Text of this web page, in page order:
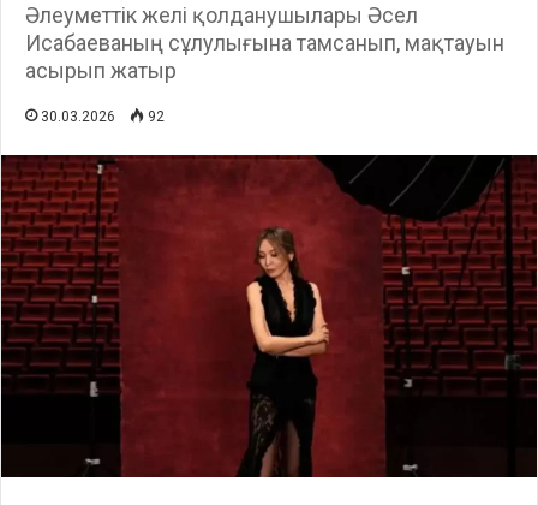
Әлеуметтік желі қолданушылары Әсел
Исабаеваның сұлулығына тамсанып, мақтауын
асырып жатыр
30.03.2026 92